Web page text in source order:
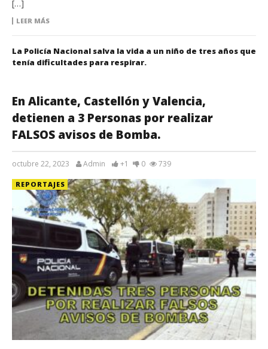
[…]
LEER MÁS
La Policía Nacional salva la vida a un niño de tres años que
tenía dificultades para respirar.
En Alicante, Castellón y Valencia,
detienen a 3 Personas por realizar
FALSOS avisos de Bomba.
octubre 22, 2023 Admin +1 0 739
REPORTAJES